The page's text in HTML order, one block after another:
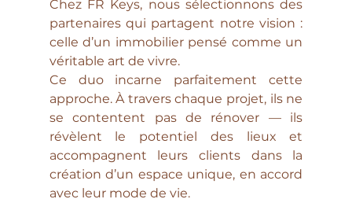
Chez FR Keys, nous sélectionnons des
partenaires qui partagent notre vision :
celle d’un immobilier pensé comme un
véritable art de vivre.
Ce duo incarne parfaitement cette
approche. À travers chaque projet, ils ne
se contentent pas de rénover — ils
révèlent le potentiel des lieux et
accompagnent leurs clients dans la
création d’un espace unique, en accord
avec leur mode de vie.